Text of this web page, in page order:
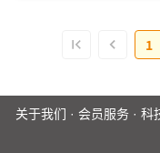
1
关于我们 · 会员服务· 科